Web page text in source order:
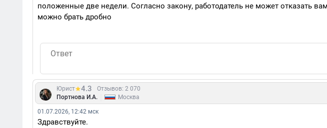
положенные две недели. Согласно закону, работодатель не может отказать
можно брать дробно
Юрист 4.3
Отзывов: 2 070
Портнова И.А.
Москва
01.07.2026, 12:42 мск
Здравствуйте.